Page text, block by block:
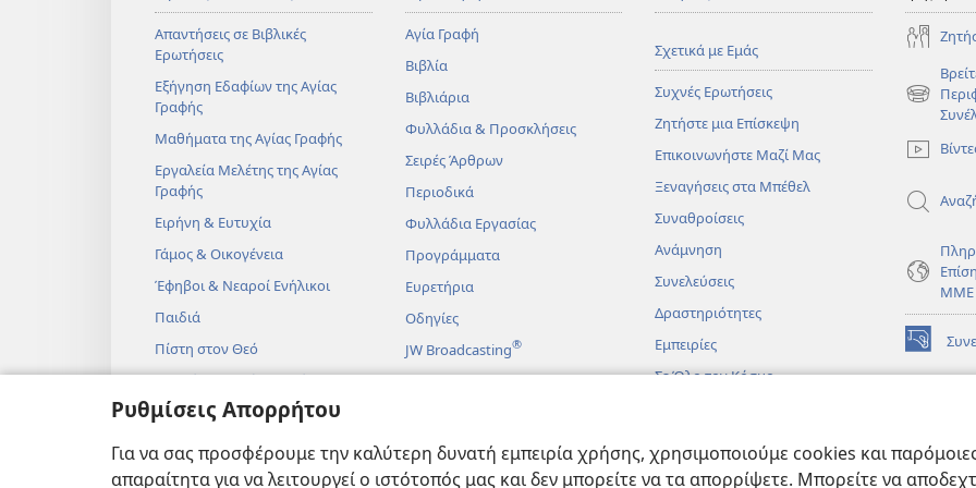
Ρυθμίσεις Απορρήτου
Για να σας προσφέρουμε την καλύτερη δυνατή εμπειρία χρήσης, χρησιμοποιούμε cookies και
απαραίτητα για να λειτουργεί ο ιστότοπός μας και δεν μπορείτε να τα απορρίψετε. Μπορείτε να
Απαντήσεις σε Βιβλικές
Ερωτήσεις
Εξήγηση Εδαφίων της Αγίας
Γραφής
Μαθήματα της Αγίας Γραφής
Εργαλεία Μελέτης της Αγίας
Γραφής
Ειρήνη & Ευτυχία
Γάμος & Οικογένεια
Έφηβοι & Νεαροί Ενήλικοι
Παιδιά
Πίστη στον Θεό
Επιστήμη & Αγία Γραφή
Ιστορία & Αγία Γραφή
Αγία Γραφή
Βιβλία
Βιβλιάρια
Φυλλάδια & Προσκλήσεις
Σειρές Άρθρων
Περιοδικά
Φυλλάδια Εργασίας
Προγράμματα
Ευρετήρια
Οδηγίες
JW Broadcasting®
Βίντεο
Ηχητικά Δράματα
Δραματοποιημένες Βιβλικές
Σχετικά με Εμάς
Συχνές Ερωτήσεις
Ζητήστε μια Επίσκεψη
Επικοινωνήστε Μαζί Μας
Ξεναγήσεις στα Μπέθελ
Συναθροίσεις
Ανάμνηση
Συνελεύσεις
Δραστηριότητες
Εμπειρίες
Σε Όλο τον Κόσμο
(ανοίγει
ΜΜΕ
(ανοίγει
νέο
νέο
JW